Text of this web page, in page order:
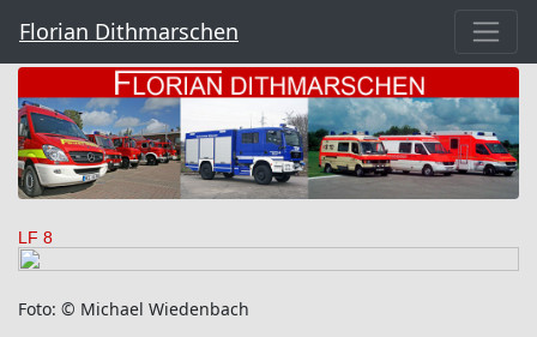
Florian Dithmarschen
LF 8
Foto: © Michael Wiedenbach